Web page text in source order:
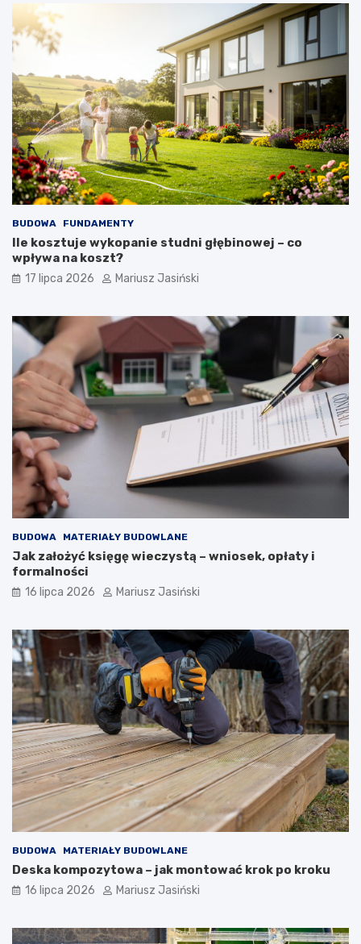
BUDOWA FUNDAMENTY
Ile kosztuje wykopanie studni głębinowej – co
wpływa na koszt?
17 lipca 2026 Mariusz Jasiński
BUDOWA MATERIAŁY BUDOWLANE
Jak założyć księgę wieczystą – wniosek, opłaty i
formalności
16 lipca 2026 Mariusz Jasiński
BUDOWA MATERIAŁY BUDOWLANE
Deska kompozytowa – jak montować krok po kroku
16 lipca 2026 Mariusz Jasiński